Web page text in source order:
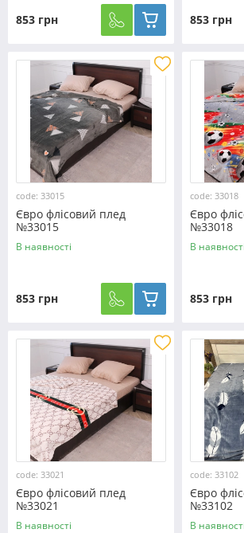
853 грн 853 грн
code: 33015
Євро флісовий плед
№33015
В наявності
853 грн
code: 33018
Євро
№33018
В наявності
853 грн
code: 33021
Євро флісовий плед
№33021
В наявності
code: 33102
Євро
№33102
В наявності